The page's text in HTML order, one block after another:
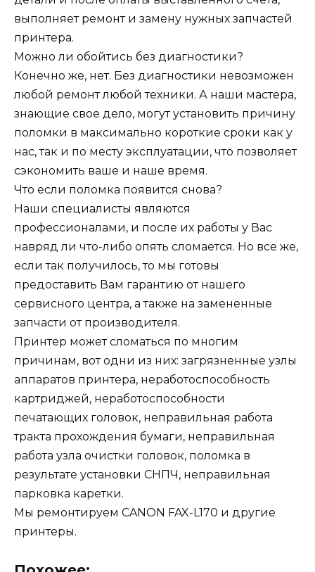
выполняет ремонт и замену нужных запчастей
принтера.
Можно ли обойтись без диагностики?
Конечно же, нет. Без диагностики невозможен
любой ремонт любой техники. А наши мастера,
знающие свое дело, могут установить причину
поломки в максимально короткие сроки как у
нас, так и по месту эксплуатации, что позволяет
сэкономить ваше и наше время.
Что если поломка появится снова?
Наши специалисты являются
профессионалами, и после их работы у Вас
навряд ли что-либо опять сломается. Но все же,
если так получилось, то мы готовы
предоставить Вам гарантию от нашего
сервисного центра, а также на замененные
запчасти от производителя.
Принтер может сломаться по многим
причинам, вот одни из них: загрязненные узлы
аппаратов принтера, неработоспособность
картриджей, неработоспособности
печатающих головок, неправильная работа
тракта прохождения бумаги, неправильная
работа узла очистки головок, поломка в
результате установки СНПЧ, неправильная
парковка каретки.
Мы ремонтируем CANON FAX-L170 и другие
принтеры.